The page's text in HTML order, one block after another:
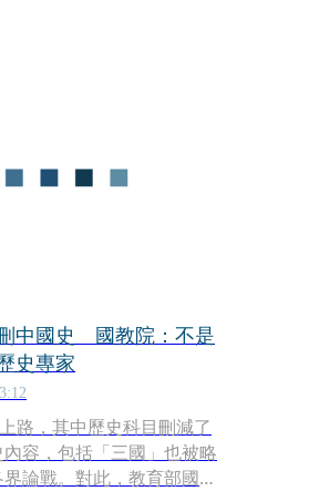
中國史 國教院：不是
史專家
路，其中歷史科目刪減了
容，包括「三國」也被略
論戰。對此，教育部國家